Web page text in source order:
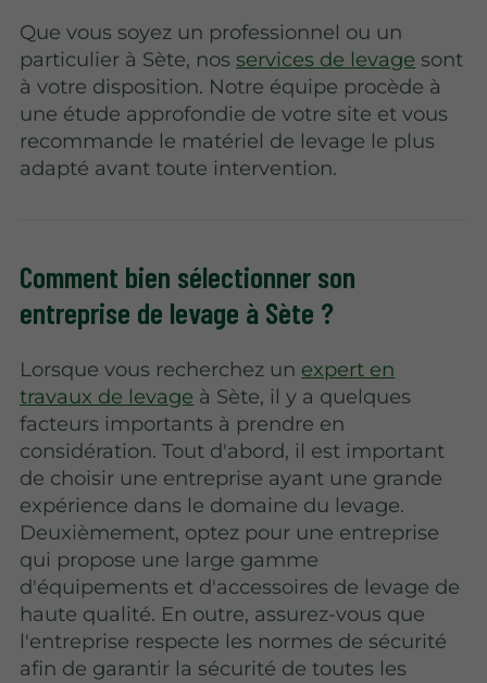
Que vous soyez un professionnel ou un
particulier à Sète, nosservices de levage sont
à votre disposition. Notre équipe procède à
une étude approfondie de votre site et vous
recommande le matériel de levage le plus
adapté avant toute intervention.
Comment bien sélectionner son
entreprise de levage à Sète ?
Lorsque vous recherchez un expert en
travaux de levage à Sète, il y a quelques
facteurs importants à prendre en
considération. Tout d'abord, il est important
de choisir une entreprise ayant une grande
expérience dans le domaine du levage.
Deuxièmement, optez pour une entreprise
qui propose une large gamme
d'équipements et d'accessoires de levage de
haute qualité. En outre, assurez-vous que
l'entreprise respecte les normes de sécurité
afin de garantir la sécurité de toutes les